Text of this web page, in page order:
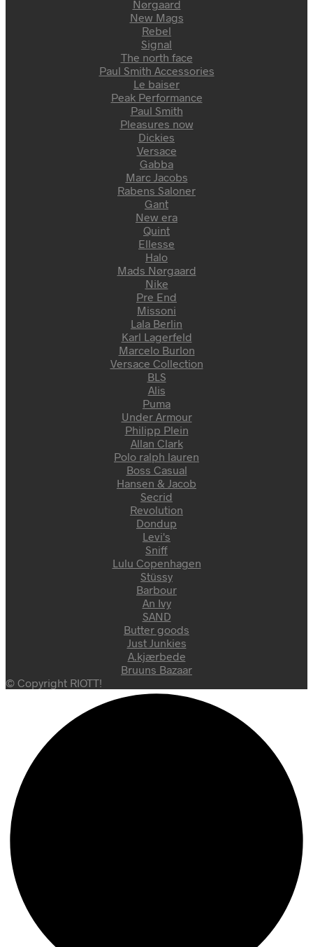
Nørgaard
New Mags
Rebel
Signal
The north face
Paul Smith Accessories
Le baiser
Peak Performance
Paul Smith
Pleasures now
Dickies
Versace
Gabba
Marc Jacobs
Rabens Saloner
Gant
New era
Quint
Ellesse
Halo
Mads Nørgaard
Nike
Pre End
Missoni
Lala Berlin
Karl Lagerfeld
Marcelo Burlon
Versace Collection
BLS
Alis
Puma
Under Armour
Philipp Plein
Allan Clark
Polo ralph lauren
Boss Casual
Hansen & Jacob
Secrid
Revolution
Dondup
Levi's
Sniff
Lulu Copenhagen
Stüssy
Barbour
An Ivy
SAND
Butter goods
Just Junkies
A.kjærbede
Bruuns Bazaar
© Copyright RIOTT!